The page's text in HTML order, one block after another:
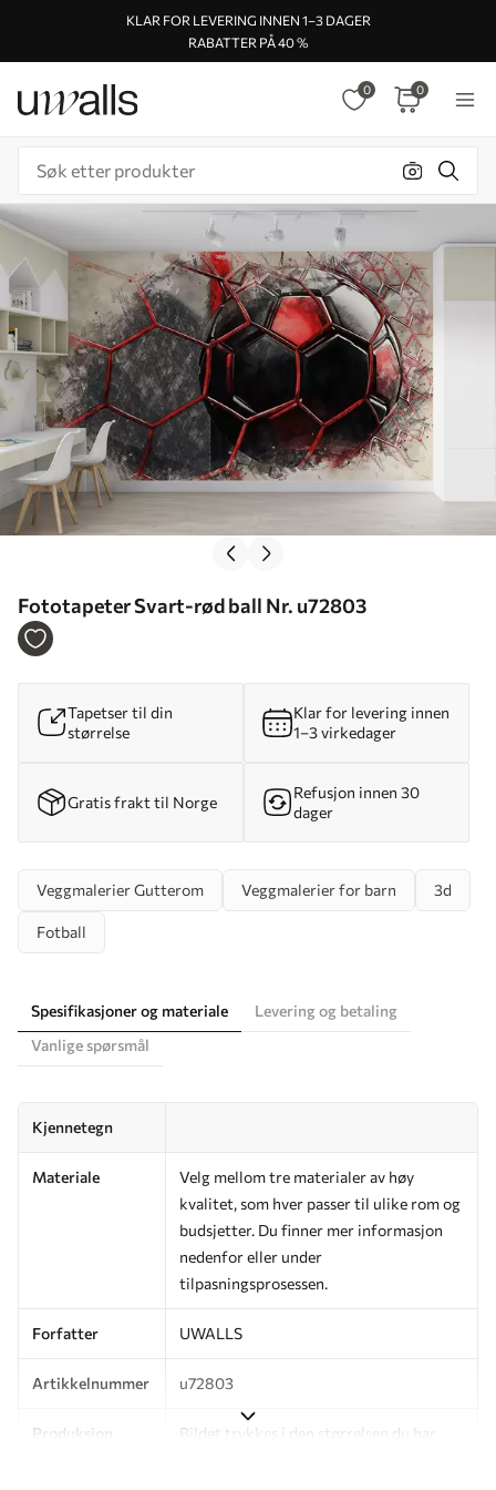
KLAR FOR LEVERING INNEN 1–3 DAGER
RABATTER PÅ 40 %
0 0
Fototapeter Svart-rød ball Nr. u72803
Tapetser til din
størrelse
Klar for levering innen
1–3 virkedager
Gratis frakt til Norge
Refusjon innen 30
dager
Veggmalerier Gutterom Veggmalerier for barn 3d
Fotball
Spesifikasjoner og materiale
Levering og betaling
Vanlige spørsmål
Kjennetegn
Materiale
Velg mellom tre materialer av høy
kvalitet, som hver passer til ulike rom og
budsjetter. Du finner mer informasjon
nedenfor eller under
tilpasningsprosessen.
Forfatter UWALLS
Artikkelnummer u72803
Produksjon
Bildet trykkes i den størrelsen du har